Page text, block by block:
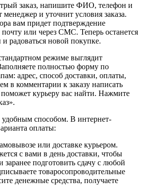
заказ, напишите ФИО, телефон и
и уточнит условия заказа.
вам придет подтверждение
или через СМС. Теперь останется
и радоваться новой покупке.
режиме выглядит
полностью форму по
адрес, способ доставки, оплаты,
в комментарии к заказу написать
курьеру вас найти. Нажмите
способом. В интернет-
оплаты:
или доставке курьером.
с вами в день доставки, чтобы
заранее подготовить сдачу с любой
товаросопроводительные
денежные средства, получаете